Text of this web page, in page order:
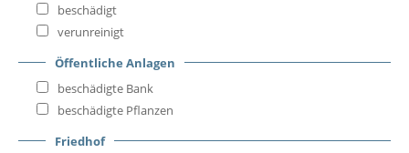
beschädigt
verunreinigt
Öffentliche Anlagen
beschädigte Bank
beschädigte Pflanzen
Friedhof